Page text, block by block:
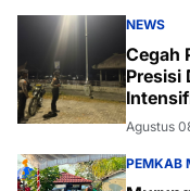
NEWS
Cegah
Presisi
Agustus
PEMKAB